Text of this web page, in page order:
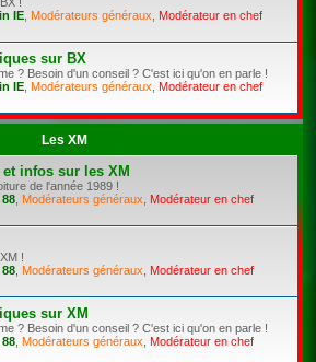
IE Modérateurs généraux
Modérateur en chef
sur BX
? Besoin d'un conseil ? C'est ici qu'on en parle !
IE Modérateurs généraux
Modérateur en chef
Les XM
infos sur les XM
de l'année 1989 !
Modérateurs généraux
Modérateur en chef
!
Modérateurs généraux
Modérateur en chef
sur XM
? Besoin d'un conseil ? C'est ici qu'on en parle !
Modérateurs généraux
Modérateur en chef